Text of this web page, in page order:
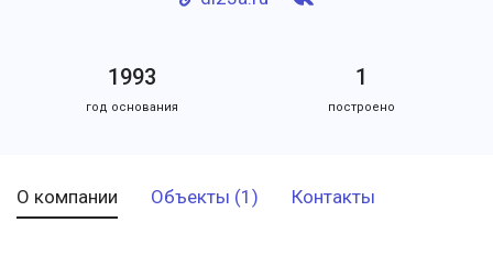
1993
год основания
1
построено
О компании Объекты (1) Контакты